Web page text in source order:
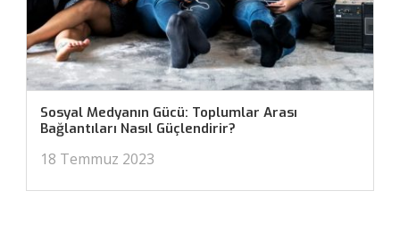
Sosyal Medyanın Gücü: Toplumlar Arası
Bağlantıları Nasıl Güçlendirir?
18 Temmuz 2023